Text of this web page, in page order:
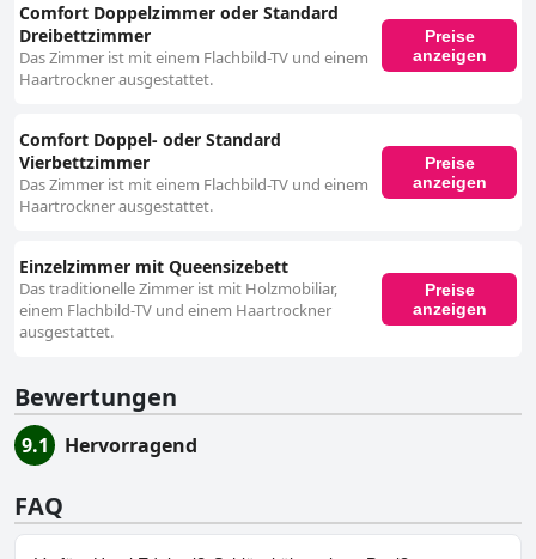
Comfort Doppelzimmer oder Standard
Dreibettzimmer
Das Zimmer ist mit einem Flachbild-TV und einem
Haartrockner ausgestattet.
Preise
anzeigen
Comfort Doppel- oder Standard
Vierbettzimmer
Das Zimmer ist mit einem Flachbild-TV und einem
Haartrockner ausgestattet.
Preise
anzeigen
Einzelzimmer mit Queensizebett
Das traditionelle Zimmer ist mit Holzmobiliar,
einem Flachbild-TV und einem Haartrockner
ausgestattet.
Preise
anzeigen
Bewertungen
9.1 Hervorragend
FAQ